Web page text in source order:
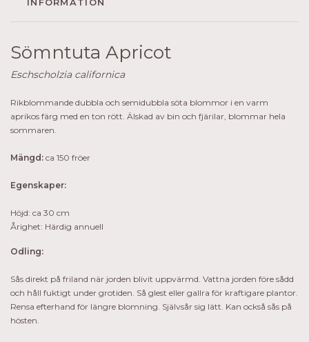
INFORMATION
Sömntuta Apricot
Eschscholzia californica
Rikblommande dubbla och semidubbla söta blommor i en varm
aprikos färg med en ton rött. Älskad av bin och fjärilar, blommar hela
sommaren.
Mängd: ca 150 fröer
Egenskaper:
Höjd: ca 30 cm
Årighet: Härdig annuell
Odling:
Sås direkt på friland när jorden blivit uppvärmd. Vattna jorden före sådd
och håll fuktigt under grotiden. Så glest eller gallra för kraftigare plantor.
Rensa efterhand för längre blomning. Självsår sig lätt. Kan också sås på
hösten.